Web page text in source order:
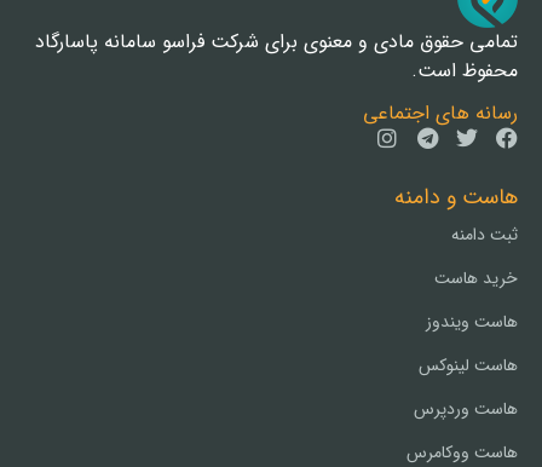
تمامی حقوق مادی و معنوی برای شرکت فراسو سامانه پاسارگاد
محفوظ است.
رسانه های اجتماعی
هاست و دامنه
ثبت دامنه
خرید هاست
هاست ویندوز
هاست لینوکس
هاست وردپرس
هاست ووکامرس